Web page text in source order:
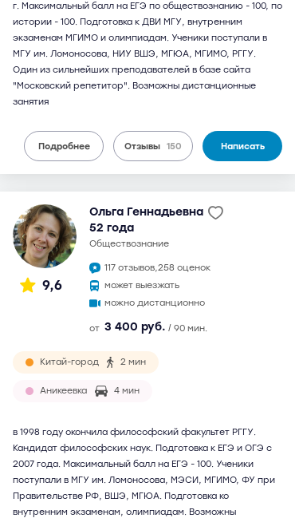
г. Максимальный балл на ЕГЭ по обществознанию - 100, по
истории - 100. Подготовка к ДВИ МГУ, внутренним
экзаменам МГИМО и олимпиадам. Ученики поступали в
МГУ им. Ломоносова, НИУ ВШЭ, МГЮА, МГИМО, РГГУ.
Один из сильнейших преподавателей в базе сайта
"Московский репетитор". Возможны дистанционные
занятия
Подробнее Отзывы 150 Написать
9,6
Ольга Геннадьевна
52 года
обществознание
117 отзывов,258 оценок
может выезжать
можно дистанционно
от 3 400 руб. / 90 мин.
Китай-город 2 мин
Аникеевка 4 мин
в 1998 году окончила философский факультет РГГУ.
Кандидат философских наук. Подготовка к ЕГЭ и ОГЭ с
2007 года. Максимальный балл на ЕГЭ - 100. Ученики
поступали в МГУ им. Ломоносова, МЭСИ, МГИМО, ФУ при
Правительстве РФ, ВШЭ, МГЮА. Подготовка ко
внутренним экзаменам, олимпиадам. Возможны